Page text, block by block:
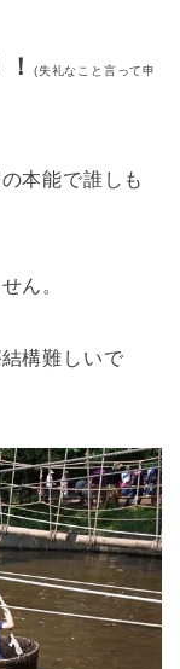
(失礼なこと言って申
本能で誰しも
ん。
構難しいで